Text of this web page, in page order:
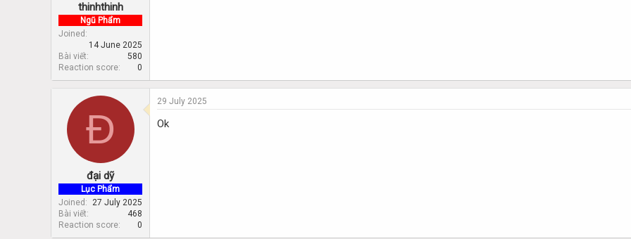
thinhthinh
Ngũ Phẩm
Joined
14 June 2025
Bài viết
580
Reaction score
0
Đ
đại dỹ
Lục Phẩm
Joined
27 July 2025
Bài viết
468
Reaction score
0
29 July 2025
Ok